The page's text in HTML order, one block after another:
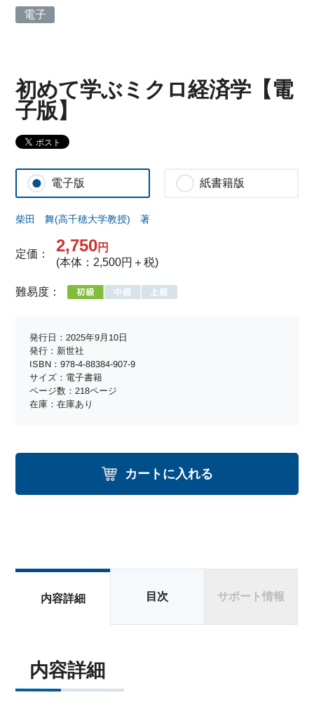
電子
初めて学ぶミクロ経済学【電
子版】
電子版 紙書籍版
柴田 舞(高千穂大学教授) 著
定価： 2,750円
(本体：2,500円＋税)
難易度：
発行日：2025年9月10日
発行：新世社
ISBN：978-4-88384-907-9
サイズ：電子書籍
ページ数：218ページ
在庫：在庫あり
カートに入れる
内容詳細 目次 サポート情報
内容詳細